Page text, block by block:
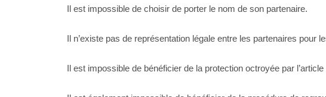
Il est impossible de choisir de porter le nom de son partenaire.
Il n’existe pas de représentation légale entre les partenaires
Il est impossible de bénéficier de la protection octroyée par